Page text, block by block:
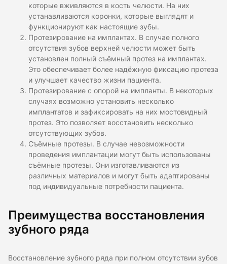
которые вживляются в кость челюсти. На них
устанавливаются коронки, которые выглядят и
функционируют как настоящие зубы.
Протезирование на имплантах. В случае полного
отсутствия зубов верхней челюсти может быть
установлен полный съёмный протез на имплантах.
Это обеспечивает более надёжную фиксацию протеза
и улучшает качество жизни пациента.
Протезирование с опорой на импланты. В некоторых
случаях возможно установить несколько
имплантатов и зафиксировать на них мостовидный
протез. Это позволяет восстановить несколько
отсутствующих зубов.
Съёмные протезы. В случае невозможности
проведения имплантации могут быть использованы
съёмные протезы. Они изготавливаются из
различных материалов и могут быть адаптированы
под индивидуальные потребности пациента.
Преимущества восстановления
зубного ряда
Восстановление зубного ряда при полном отсутствии зубов